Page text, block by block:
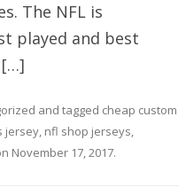
The NFL is
played and best
[…]
and tagged cheap custom
jersey, nfl shop jerseys,
November 17, 2017.